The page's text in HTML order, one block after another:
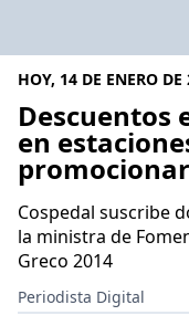
HOY, 14 DE ENERO
Descuentos
en
promocionar
Cospedal suscribe
la ministra de
Greco 2014
Periodista Digital